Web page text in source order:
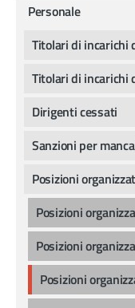
Personale
Titolari di incarichi
Titolari di incarichi
Dirigenti cessati
Sanzioni per
Posizioni
Posizioni
Posizioni
Posizioni